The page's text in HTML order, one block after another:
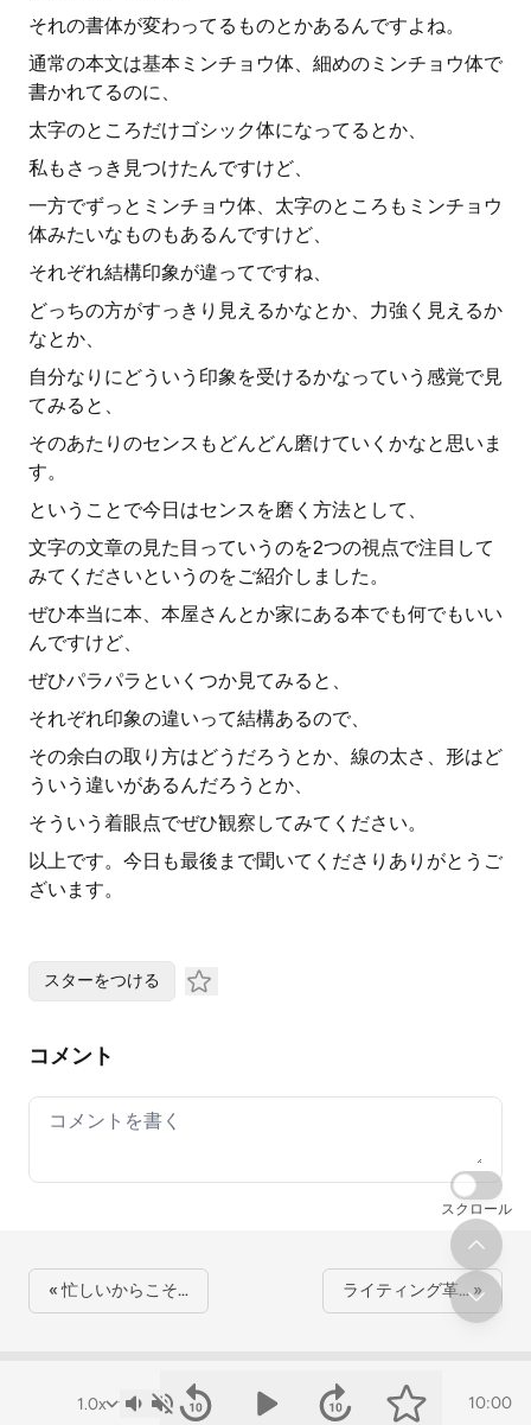
それの書体が変わってるものとかあるんですよね。
通常の本文は基本ミンチョウ体、細めのミンチョウ体で
書かれてるのに、
太字のところだけゴシック体になってるとか、
私もさっき見つけたんですけど、
一方でずっとミンチョウ体、太字のところもミンチョウ
体みたいなものもあるんですけど、
それぞれ結構印象が違ってですね、
どっちの方がすっきり見えるかなとか、力強く見えるか
なとか、
自分なりにどういう印象を受けるかなっていう感覚で見
てみると、
そのあたりのセンスもどんどん磨けていくかなと思いま
す。
ということで今日はセンスを磨く方法として、
文字の文章の見た目っていうのを2つの視点で注目して
みてくださいというのをご紹介しました。
ぜひ本当に本、本屋さんとか家にある本でも何でもいい
んですけど、
ぜひパラパラといくつか見てみると、
それぞれ印象の違いって結構あるので、
その余白の取り方はどうだろうとか、線の太さ、形はど
ういう違いがあるんだろうとか、
そういう着眼点でぜひ観察してみてください。
以上です。今日も最後まで聞いてくださりありがとうご
ざいます。
10:00
スターをつける
コメント
Your comment
« 忙しいからこそ… ライティング革… »
スクロール